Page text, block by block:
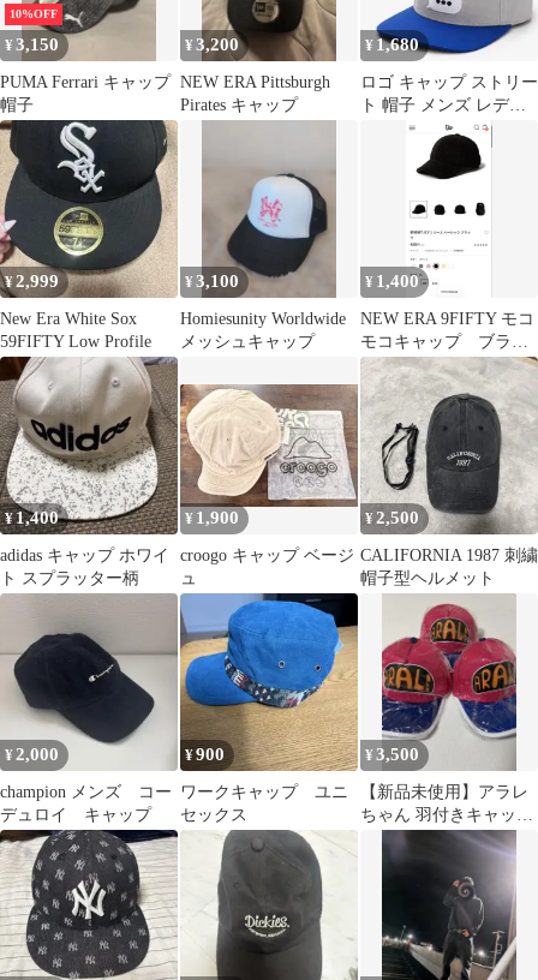
10%OFF
¥3,150
PUMA Ferrari キャップ
帽子
¥3,200
NEW ERA Pittsburgh
Pirates キャップ
¥ 1,680
ロゴ キャップ ストリー
ト 帽子 メンズ レディ
ース オールシーズン 男
¥2,999
New Era White Sox
59FIFTY Low Profile
¥3,100
Homiesunity Worldwide
メッシュキャップ
¥ 1,400
NEW ERA 9FIFTY モコ
モコキャップ ブラッ
ク
¥ 1,400
adidas キャップ ホワイ
ト スプラッター柄
¥ 1,900
croogo キャップ ベージ
ュ
¥2,500
CALIFORNIA 1987 刺繍
帽子型ヘルメット
¥2,000
champion メンズ コー
デュロイ キャップ
¥900
ワークキャップ ユニ
セックス
¥3,500
【新品未使用】アラレ
ちゃん 羽付きキャップ
ピンク 3個セット